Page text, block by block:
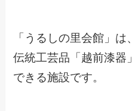
「うるしの里会館」
伝統工芸品「越前漆器
できる施設です。